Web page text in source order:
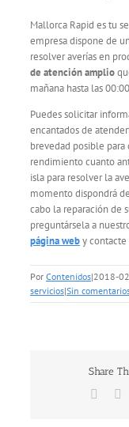
Mallorca Rapid es tu
empresa dispone de
resolver averías en
de atención amplio
mañana hasta las
Puedes solicitar
encantados de
brevedad posible
rendimiento cuanto
isla para resolver la
momento dispondrá
cabo la reparación de
preguntársela a
página weby contacte
Por Contenidos|2018-
servicios|Sin
Share